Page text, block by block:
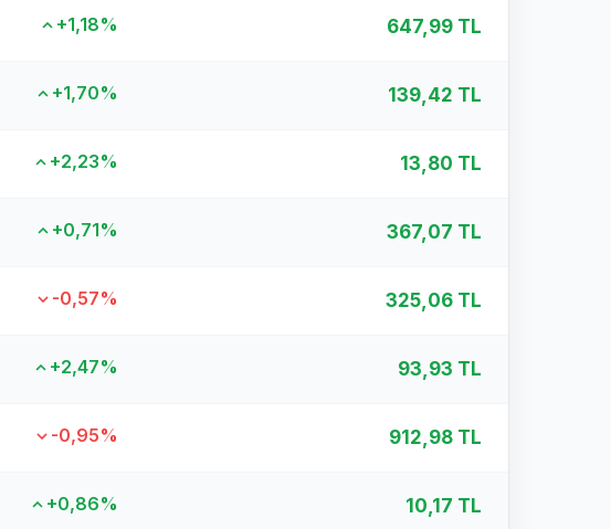
+1,18% 647,99 TL
+1,70% 139,42 TL
+2,23% 13,80 TL
+0,71% 367,07 TL
-0,57% 325,06 TL
+2,47% 93,93 TL
-0,95% 912,98 TL
+0,86% 10,17 TL